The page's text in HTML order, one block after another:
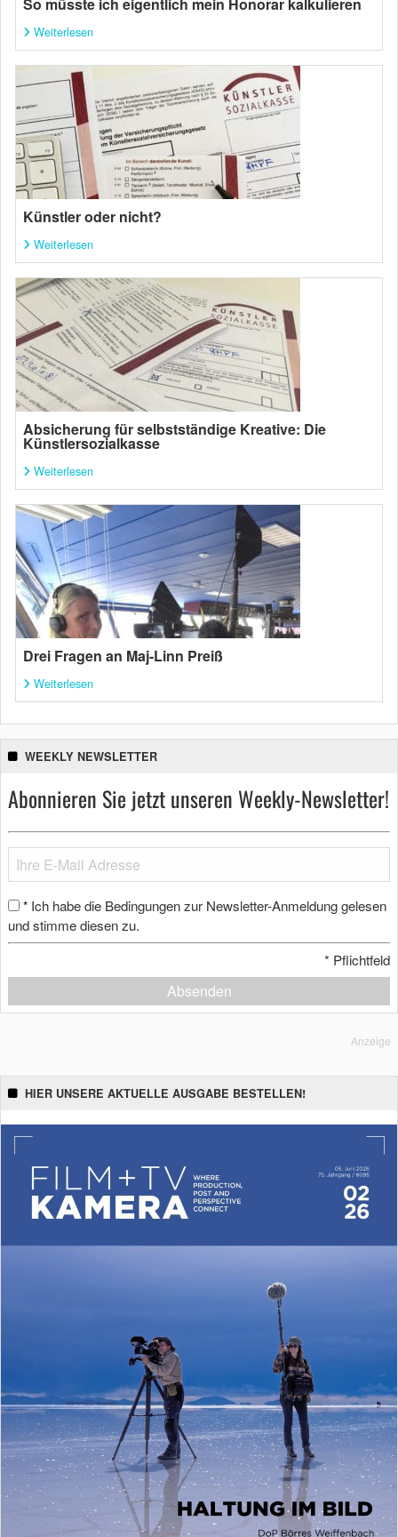
Weiterlesen
Künstler oder nicht?
Weiterlesen
Absicherung für selbstständige Kreative: Die
Künstlersozialkasse
Weiterlesen
Drei Fragen an Maj-Linn Preiß
Weiterlesen
WEEKLY NEWSLETTER
Abonnieren Sie jetzt unseren Weekly-Newsletter!
* Ich habe die Bedingungen zur Newsletter-Anmeldung gelesen
und stimme diesen zu.
* Pflichtfeld
Absenden
Anzeige
HIER UNSERE AKTUELLE AUSGABE BESTELLEN!